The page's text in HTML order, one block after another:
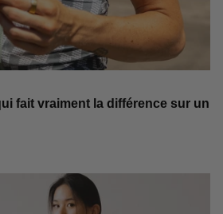
fait vraiment la différence sur un